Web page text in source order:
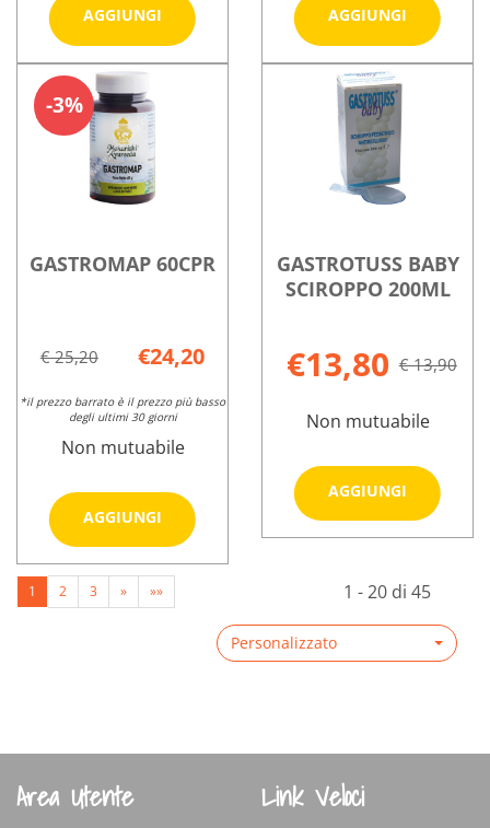
AGGIUNGI
Aggiungi GASTRACTIC
60CPS al
carrello
Informazioni
su GASTRACTIC
60CPS
AGGIUNGI
Aggiungi
PLUS
40CPR al
Informazioni
su
PLUS
40CPR
GASTROMAP 60CPR
3%
€ 25,20 €24,20
*il prezzo barrato è il prezzo più basso
degli ultimi 30 giorni
Non mutuabile
AGGIUNGI
Aggiungi GASTROMAP
60CPR al
carrello
Informazioni
su GASTROMAP
GASTROTUSS BABY
SCIROPPO 200ML
€13,80 € 13,90
Non mutuabile
AGGIUNGI
Aggiungi
BABY
SCIROPPO
carrello
BABY
SCIROPPO
1 2 3 » »» 1 - 20 di 45
Personalizzato
Area Utente Link Veloci